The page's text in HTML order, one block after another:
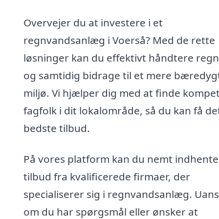
Overvejer du at investere i et
regnvandsanlæg i Voerså? Med de rette
løsninger kan du effektivt håndtere
og samtidig bidrage til et mere
miljø. Vi hjælper dig med at finde
fagfolk i dit lokalområde, så du kan få
bedste tilbud.
På vores platform kan du nemt indhente
tilbud fra kvalificerede firmaer, der
specialiserer sig i regnvandsanlæg.
om du har spørgsmål eller ønsker at